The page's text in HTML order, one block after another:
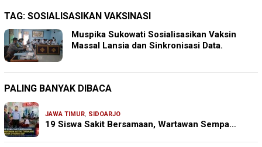
TAG: SOSIALISASIKAN VAKSINASI
Muspika Sukowati Sosialisasikan Vaksin
Massal Lansia dan Sinkronisasi Data.
PALING BANYAK DIBACA
JAWA TIMUR, SIDOARJO
19 Siswa Sakit Bersamaan, Wartawan Sempa…